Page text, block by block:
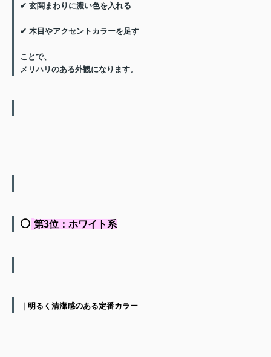
✔ 玄関まわりに濃い色を入れる
✔ 木目やアクセントカラーを足す
ことで、
メリハリのある外観になります。
⚪️ 第3位：ホワイト系
｜明るく清潔感のある定番カラー